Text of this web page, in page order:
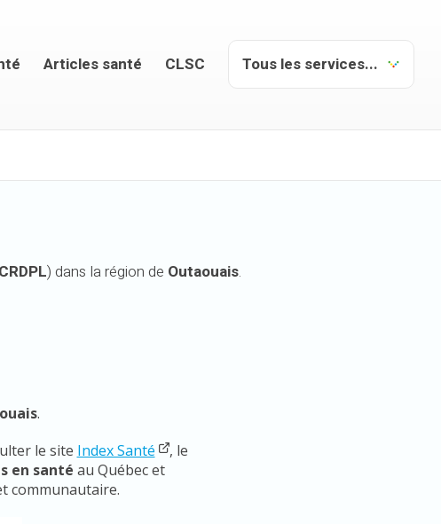
Articles santé CLSC
CRDPL) dans la région de Outaouais.
.
le site Index Santé
, le
en santé au Québec et
communautaire.